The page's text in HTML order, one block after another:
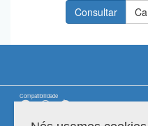
Compatibilidade
Versão do sistema: 3.88.9